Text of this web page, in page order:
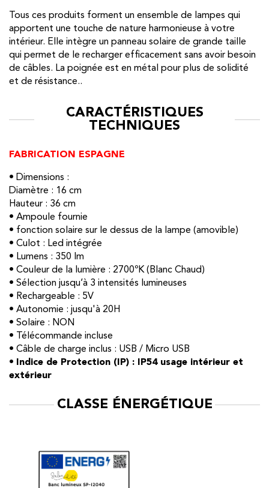
Tous ces produits forment un ensemble de lampes qui
apportent une touche de nature harmonieuse à votre
intérieur. Elle intègre un panneau solaire de grande taille
qui permet de le recharger efficacement sans avoir besoin
de câbles. La poignée est en métal pour plus de solidité
et de résistance..
CARACTÉRISTIQUES
TECHNIQUES
FABRICATION ESPAGNE
• Dimensions :
Diamètre : 16 cm
Hauteur : 36 cm
• Ampoule fournie
• fonction solaire sur le dessus de la lampe (amovible)
• Culot : Led intégrée
• Lumens : 350 lm
• Couleur de la lumière : 2700ºK (Blanc Chaud)
• Sélection jusqu’à 3 intensités lumineuses
• Rechargeable : 5V
• Autonomie : jusqu'à 20H
• Solaire : NON
• Télécommande incluse
• Câble de charge inclus : USB / Micro USB
• Indice de Protection (IP) : IP54 usage intérieur et
extérieur
CLASSE ÉNERGÉTIQUE